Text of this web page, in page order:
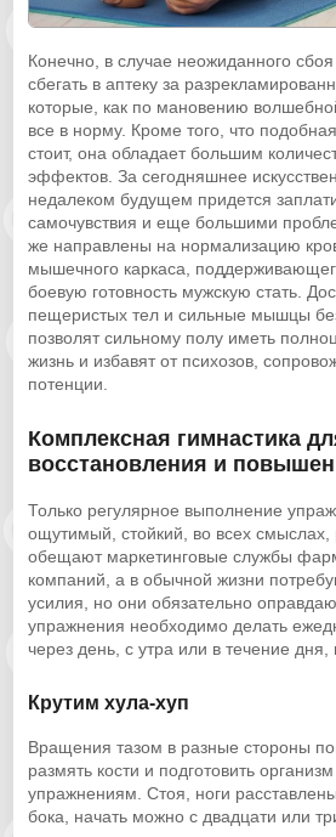
Конечно, в случае неожиданного
сбегать в аптеку за
которые, как по мановению
все в норму. Кроме того, что
стоит, она обладает большим
эффектов. За сегодняшнее
недалеком будущем придется
самочувствия и еще большими
же направлены на нормализацию
мышечного каркаса,
боевую готовность мужскую стать.
пещеристых тел и сильные мышцы
позволят сильному полу иметь
жизнь и избавят от психозов,
потенции.
Комплексная гимнастика
восстановления и
Только регулярное выполнение
ощутимый, стойкий, во всех смыслах,
обещают маркетинговые службы
компаний, а в обычной жизни
усилия, но они обязательно
упражнения необходимо делать
через день, с утра или в течение дня,
Крутим хула-хуп
Вращения тазом в разные стороны
размять кости и подготовить
упражнениям. Стоя, ноги
бока, начать можно с двадцати или